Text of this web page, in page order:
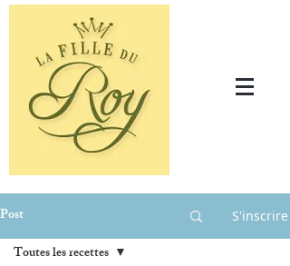
Post S'inscrire
Toutes les recettes